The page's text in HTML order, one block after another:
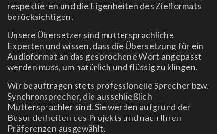
respektieren und die Eigenheiten des Zielformats
berücksichtigen.
Unsere Übersetzer sind muttersprachliche
Experten und wissen, dass die Übersetzung für ein
Audioformat an das gesprochene Wort angepasst
werden muss, um natürlich und flüssig zu klingen.
Wir beauftragen stets professionelle Sprecher bzw.
Synchronsprecher, die ausschließlich
Muttersprachler sind. Sie werden aufgrund der
Besonderheiten des Projekts und nach Ihren
Präferenzen ausgewählt.